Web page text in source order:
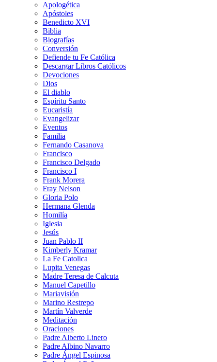
Apologética
Apóstoles
Benedicto XVI
Biblia
Biografías
Conversión
Defiende tu Fe Católica
Descargar Libros Católicos
Devociones
Dios
El diablo
Espíritu Santo
Eucaristía
Evangelizar
Eventos
Familia
Fernando Casanova
Francisco
Francisco Delgado
Francisco I
Frank Morera
Fray Nelson
Gloria Polo
Hermana Glenda
Homilía
Iglesia
Jesús
Juan Pablo II
Kimberly Kramar
La Fe Catolica
Lupita Venegas
Madre Teresa de Calcuta
Manuel Capetillo
Mariavisión
Marino Restrepo
Martín Valverde
Meditación
Oraciones
Padre Alberto Linero
Padre Albino Navarro
Padre Ángel Espinosa